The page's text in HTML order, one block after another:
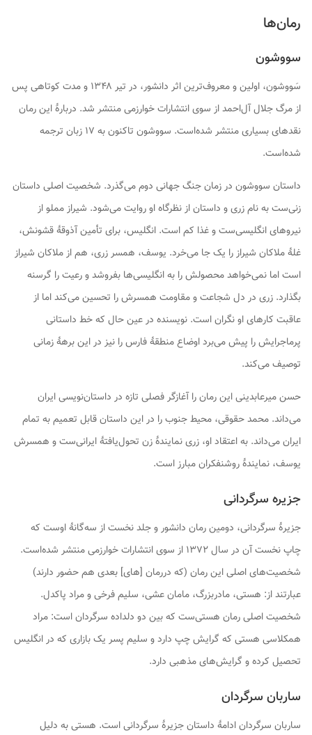
رمان‌ها
سووشون
سَووشون
، اولین و معروف‌ترین اثر دانشور، در تیر ۱۳۴۸ و مدت کوتاهی پس
از مرگ جلال آل‌احمد از سوی انتشارات خوارزمی منتشر شد. دربارهٔ این رمان
نقدهای بسیاری منتشر شده‌است. سووشون
تاکنون به ۱۷ زبان ترجمه
شده‌است.
داستان سووشون در زمان جنگ جهانی دوم می‌گذرد. شخصیت اصلی داستان
زنی‌ست به نام زری و داستان از نظرگاه او روایت می‌شود. شیراز مملو از
نیروهای انگلیسی‌ست و غذا کم است. انگلیس، برای تأمین آذوقهٔ قشونش،
غلهٔ ملاکان شیراز را یک جا می‌خرد. یوسف، همسر زری، هم از ملاکان شیراز
است اما نمی‌خواهد محصولش را به انگلیسی‌ها بفروشد و رعیت را گرسنه
بگذارد. زری در دل شجاعت و مقاومت همسرش را تحسین می‌کند اما از
عاقبت کارهای او نگران است. نویسنده در عین حال که خط داستانی
پرماجرایش را پیش می‌برد اوضاع منطقهٔ فارس را نیز در این برههٔ زمانی
توصیف می‌کند.
حسن میرعابدینی این رمان را آغازگر فصلی تازه در داستان‌نویسی ایران
می‌داند. محمد حقوقی، محیط جنوب را در این داستان قابل تعمیم به تمام
ایران می‌داند. به اعتقاد او، زری نمایندهٔ زن تحول‌یافتهٔ ایرانی‌ست و همسرش
یوسف، نمایندهٔ روشنفکران مبارز است.
جزیره سرگردانی
جزیرهٔ سرگردانی، دومین رمان دانشور و جلد نخست از سه‌گانهٔ اوست که
چاپ نخست آن در سال ۱۳۷۲ از سوی انتشارات خوارزمی منتشر شده‌است.
شخصیت‌های اصلی این رمان (که دررمان [های] بعدی هم حضور دارند)
عبارتند از: هستی، مادربزرگ، مامان عشی، سلیم فرخی و مراد پاکدل.
شخصیت اصلی رمان هستی‌ست که بین دو دلداده سرگردان است: مراد
همکلاسی هستی که گرایش چپ دارد و سلیم پسر یک بازاری که در انگلیس
تحصیل کرده و گرایش‌های مذهبی دارد.
ساربان سرگردان
ساربان سرگردانادامهٔ داستانجزیرهٔ سرگردانی‌است. هستی به دلیل